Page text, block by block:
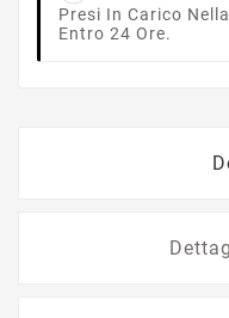
Presi In Carico
Entro 24 Ore.